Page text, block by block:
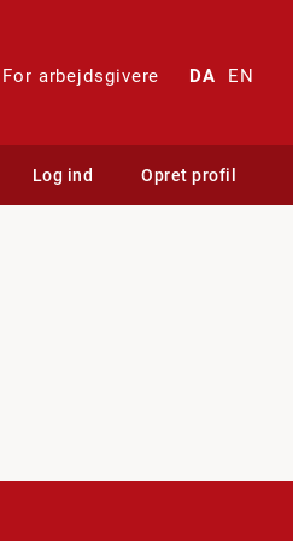
For arbejdsgivere DA EN
Log ind Opret profil